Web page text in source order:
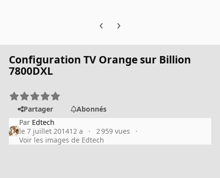
Previous carousel slide
Next carousel slide
Configuration TV Orange sur Billion
7800DXL
Partager
Abonnés
Par Edtech
le 7 juillet 201412 a
2 959 vues
Voir les images de Edtech